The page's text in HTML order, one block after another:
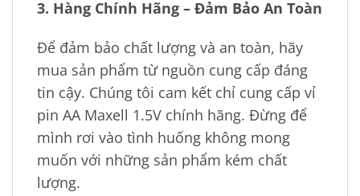
3. Hàng Chính Hãng – Đảm Bảo An Toàn
Để đảm bảo chất lượng và an toàn, hãy
mua sản phẩm từ nguồn cung cấp đáng
tin cậy. Chúng tôi cam kết chỉ cung cấp vỉ
pin AA Maxell 1.5V chính hãng. Đừng để
mình rơi vào tình huống không mong
muốn với những sản phẩm kém chất
lượng.